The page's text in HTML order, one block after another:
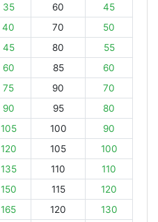
35 60
45
40 70
50
45 80
55
60 85
60
75 90
70
90 95
80
105 100
90
120 105
100
135 110
110
150 115
120
165 120
130